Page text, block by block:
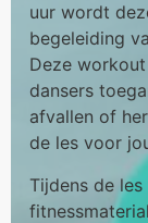
uur wordt
begeleiding
Deze
dansers
afvallen of
de les voor
Tijdens de